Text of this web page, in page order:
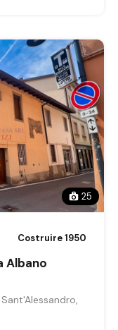
25
Costruire 1950
Albano